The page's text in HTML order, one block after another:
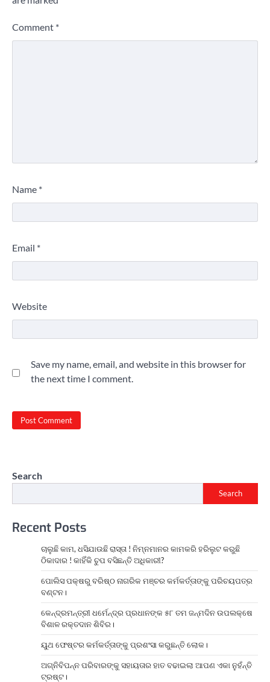
Comment *
Name *
Email *
Website
Save my name, email, and website in this browser for
the next time I comment.
Search
Search
Recent Posts
ଚାଲୁଛି କାମ, ଧସିଯାଉଛି ରାସ୍ତା ! ନିମ୍ନମାନର କାମକରି ହରିଲୁଟ କରୁଛି
ଠିକାଦାର ! କାହିଁକି ଚୁପ ବସିଛନ୍ତି ଅଧିକାରୀ?
ପୋଲିସ ପକ୍ଷରୁ ବରିଷ୍ଠ ନାଗରିକ ମଞ୍ଚର କର୍ମକର୍ତ୍ତାଙ୍କୁ ପରିଚୟପତ୍ର
ବଣ୍ଟନ।
କେନ୍ଦ୍ରମନ୍ତ୍ରୀ ଧର୍ମେନ୍ଦ୍ର ପ୍ରଧାନଙ୍କ ୫୮ ତମ ଜନ୍ମଦିନ ଉପଲକ୍ଷେ
ବିଶାଳ ରକ୍ତଦାନ ଶିବିର।
ୟୁଥ ଫେଷ୍ଟର କର୍ମକର୍ତ୍ତାଙ୍କୁ ପ୍ରଶଂସା କରୁଛନ୍ତି ଲୋକ।
ଅଗ୍ନିବିପନ୍ନ ପରିବାରଙ୍କୁ ସହାୟତାର ହାତ ବଢାଇଲା ଆପଣ ଏକା ନୁହଁନ୍ତି
ଟ୍ରଷ୍ଟ।